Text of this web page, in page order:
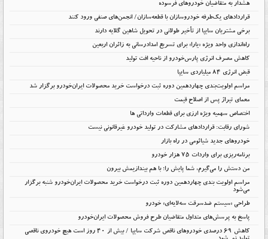
هشدار به متقاضیان خودروهای فرسوده
قراردادهای یک‌طرفه خودروسازان با قطعه‌سازان/ انجمن‌های صنفی ورود کنند
برخی مشتریان سایپا از تأخیر طولانی در تحویل شاهین گلایه دارند
راه‌اندازی واحد ویژه «یارا» برای تسریع امدادرسانی به زائران اربعین
کاهش مصرف انرژی پارس‌خودرو از ناحیه افت تولید
قبض انرژی ۸۴ میلیاردی سایپا
مراسم اولویت‌بندی چهاردهمین دوره ثبت درخواست خرید محصولات ایران‌خودرو برگزار شد
معمای تیراژ پس از اصلاح قیمت
اختصاص سهمیه ویژه ارزی برای قطعات وارداتی ها
شورای رقابت: قراردادهای مشارکت در تولید خودرو غیرقانونی نیست
خودروهای جدید شیائومی در راه بازار
برنامه‌ریزی برای واردات ۷۵ هزار خودرو
من دستش را می‌گیرم، شما پایش را؛ با هم بیندازیمش بیرون
مراسم اولویت بندی چهاردهمین دوره ثبت درخواست خرید محصولات ایران‌خودرو شنبه برگزار
می‌شود
طراحی «سیستم ضدسرقت سه‌لایه‌ای» خودرو
پاسخ به پرسش‌های متداول متقاضیان طرح فروش محصولات ایران‌خودرو
کاهش ۶۹ درصدی خودروهای ناقص شرکت سایپا / بیش از ۴۰ روز است هیچ خودروی ناقصی